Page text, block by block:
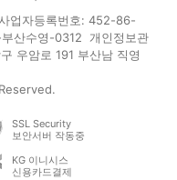
업자등록번호: 452-86-
산수영-0312 개인정보관
우암로 191 부산남 직영
SSL Security
보안서버 작동중
KG 이니시스
신용카드결제